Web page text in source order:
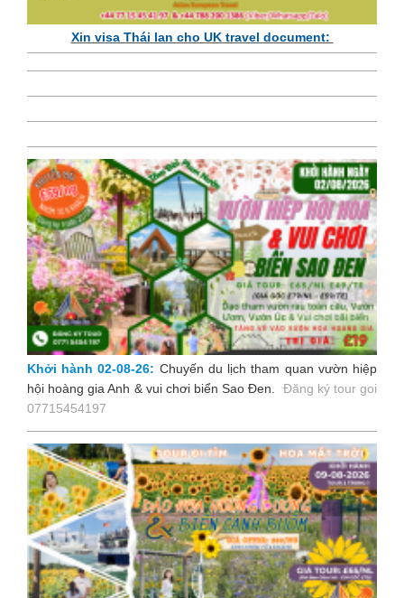
Xin visa Thái lan cho UK travel document:
Khởi hành 02-08-26: Chuyến du lịch tham quan vườn hiệp
hội hoàng gia Anh & vui chơi biển Sao Đen
Đăng ký tour goi
07715454197